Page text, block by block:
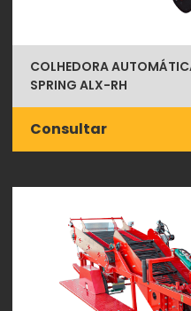
COLHEDORA
SPRING ALX-RH
Consultar